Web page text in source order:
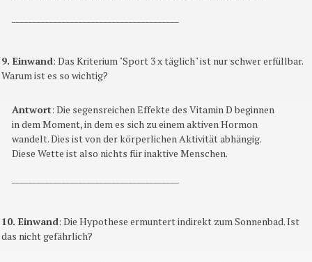
9. Einwand: Das Kriterium "Sport 3 x täglich" ist nur schwer erfüllbar.
Warum ist es so wichtig?
Antwort: Die segensreichen Effekte des Vitamin D beginnen
in dem Moment, in dem es sich zu einem aktiven Hormon
wandelt. Dies ist von der körperlichen Aktivität abhängig.
Diese Wette ist also nichts für inaktive Menschen.
10. Einwand: Die Hypothese ermuntert indirekt zum Sonnenbad. Ist
das nicht gefährlich?